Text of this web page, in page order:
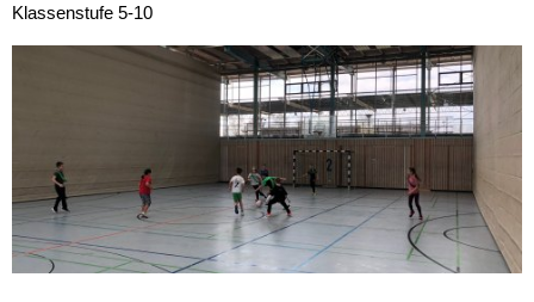
Klassenstufe 5-10